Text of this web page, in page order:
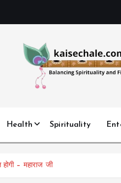
Health Spirituality
– महाराज जी